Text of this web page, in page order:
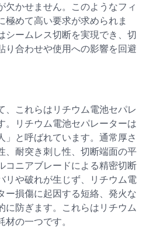
欠かせません。このようなフィ
極めて高い要求が求められま
シームレス切断を実現でき、切
り合わせや使用への影響を回避
、これらはリチウム電池セパレ
。リチウム電池セパレーターは
」と呼ばれています。通常厚さ
、耐突き刺し性、切断端面の平
コニアブレードによる精密切断
リや破れが生じず、リチウム電
ー損傷に起因する短絡、発火な
に防ぎます。これらはリチウム
の一つです。